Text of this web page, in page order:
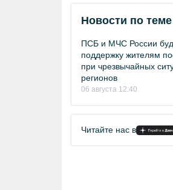
Новости по теме
ПСБ и МЧС России
поддержку жителям
при чрезвычайных
регионов
06 августа 12:40
Читайте нас в